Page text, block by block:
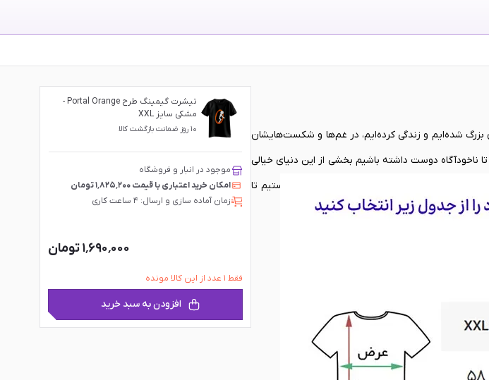
بزرگ شده‌ایم و زندگی کرده‌ایم، در غم‌ها و شکست‌هایشان
دوست داشته باشیم بخشی از این دنیای خیالی
ببریم. در واقع، ما همیشه به دنبال راهی هستیم تا
تیشرت گیمینگ طرح Portal Orange -
مشکی سایز XXL
۱۰ روز ضمانت بازگشت کالا
موجود در انبار و فروشگاه
امکان خرید اعتباری با قیمت ۱٬۸۲۵٬۲۰۰ تومان
زمان آماده سازی و ارسال: ۴ ساعت کاری
۱٬۶۹۰٬۰۰۰ تومان
فقط ۱ عدد از این کالا مونده
افزودن به سبد خرید